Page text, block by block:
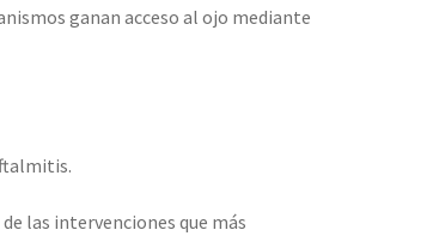
ganan acceso al ojo mediante
las intervenciones que más